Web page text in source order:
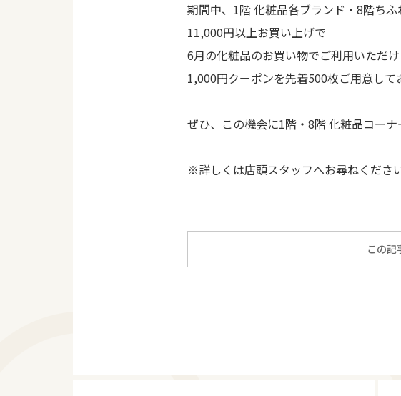
期間中、1階 化粧品各ブランド・8階ち
11,000円以上お買い上げで
6月の化粧品のお買い物でご利用いただ
1,000円クーポンを先着500枚ご用意して
ぜひ、この機会に1階・8階 化粧品コーナ
※詳しくは店頭スタッフへお尋ねください
この記